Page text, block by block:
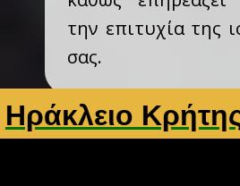
την επιτυχία της
σας.
Κρήτης